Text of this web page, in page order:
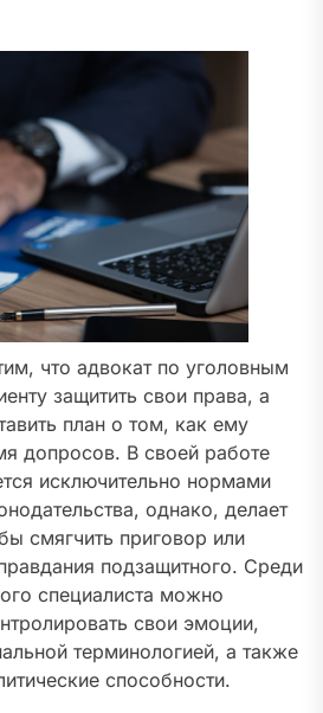
что адвокат по уголовным
защитить свои права, а
план о том, как ему
допросов. В своей работе
исключительно нормами
однако, делает
смягчить приговор или
подзащитного. Среди
специалиста можно
свои эмоции,
терминологией, а также
способности.